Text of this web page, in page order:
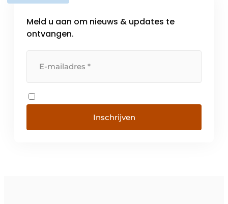
Meld u aan om nieuws & updates te
ontvangen.
Inschrijven